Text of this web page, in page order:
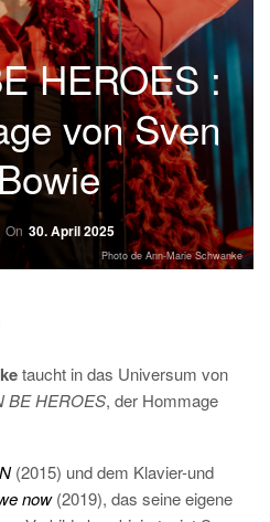
HEROES :
von Sven
On 30. April 2025
Photo de Ann-Marie Schwanke
taucht in das Universum von
BE HEROES, der Hommage
(2015) und dem Klavier-und
now(2019), das seine eigene